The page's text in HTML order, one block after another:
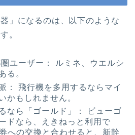
」になるのは、以下のような
。
ユーザー： ルミネ、ウエルシ
る。
： 飛行機を多用するならマイ
かもしれません。
なら「ゴールド」： ビューゴ
ドなら、えきねっと利用で
への交換と合わせると、新幹